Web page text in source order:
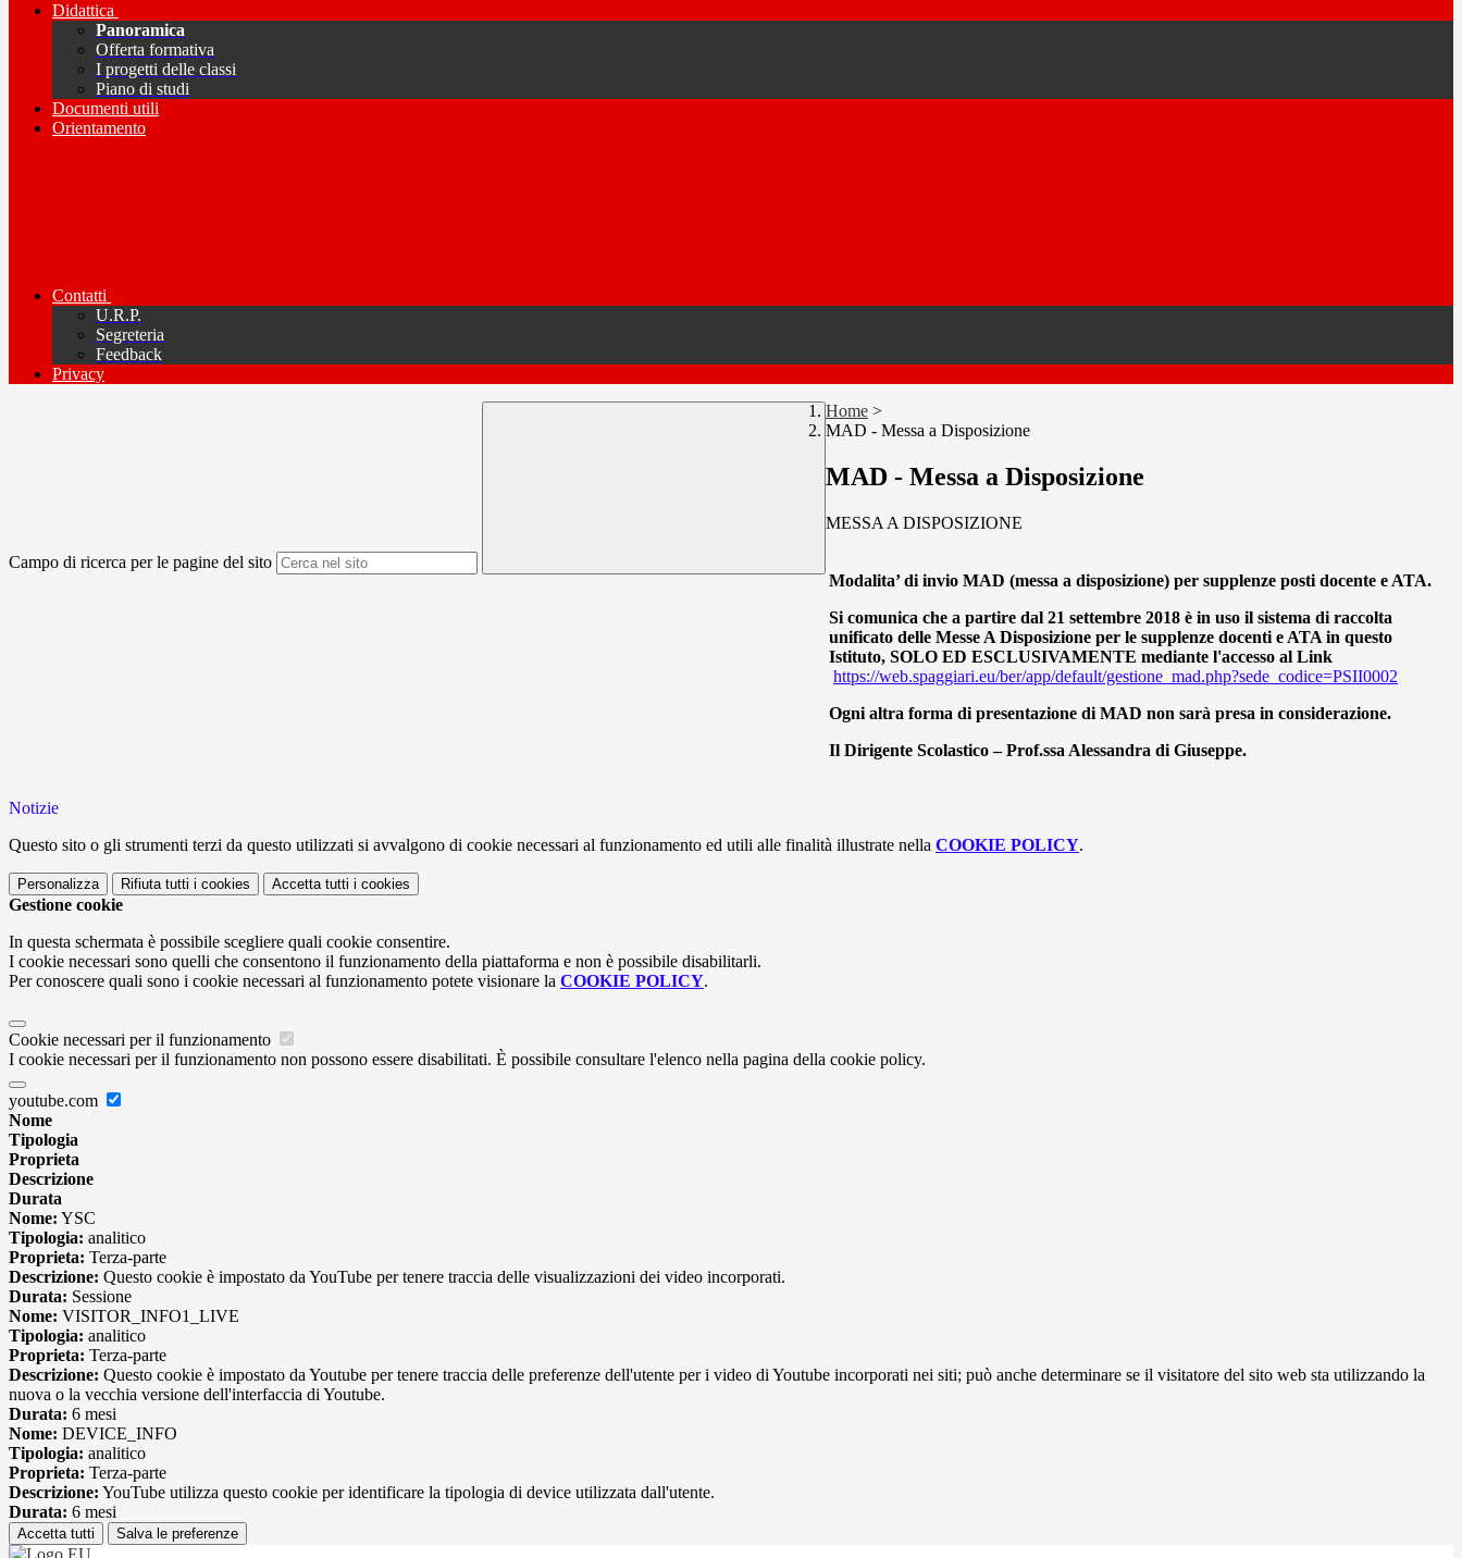
Didattica
Panoramica
Offerta formativa
I progetti delle classi
Piano di studi
Documenti utili
Orientamento
Contatti
U.R.P.
Segreteria
Feedback
Privacy
Campo di ricerca per le pagine del sito
Home >
MAD - Messa a Disposizione
MAD - Messa a Disposizione
MESSA A DISPOSIZIONE
Modalita’ di invio MAD (messa a disposizione) per supplenze posti docente e ATA.
Si comunica che a partire dal 21 settembre 2018 è in uso il sistema di raccolta
unificato delle Messe A Disposizione per le supplenze docenti e ATA in questo
Istituto, SOLO ED ESCLUSIVAMENTE mediante l'accesso al Link
https://web.spaggiari.eu/ber/app/default/gestione_mad.php?sede_codice=PSII0002
Ogni altra forma di presentazione di MAD non sarà presa in considerazione.
Il Dirigente Scolastico – Prof.ssa Alessandra di Giuseppe.
Notizie
Questo sito o gli strumenti terzi da questo utilizzati si avvalgono di cookie necessari al funzionamento ed utili alle finalità illustrate nella COOKIE POLICY.
Personalizza Rifiuta tutti i cookies Accetta tutti i cookies
Gestione cookie
In questa schermata è possibile scegliere quali cookie consentire.
I cookie necessari sono quelli che consentono il funzionamento della piattaforma e non è possibile disabilitarli.
Per conoscere quali sono i cookie necessari al funzionamento potete visionare la COOKIE POLICY.
Cookie necessari per il funzionamento
I cookie necessari per il funzionamento non possono essere disabilitati. È possibile consultare l'elenco nella pagina della cookie policy.
youtube.com
Nome
Tipologia
Proprieta
Descrizione
Durata
Nome: YSC
Tipologia: analitico
Proprieta: Terza-parte
Descrizione: Questo cookie è impostato da YouTube per tenere traccia delle visualizzazioni dei video incorporati.
Durata: Sessione
Nome: VISITOR_INFO1_LIVE
Tipologia: analitico
Proprieta: Terza-parte
Descrizione: Questo cookie è impostato da Youtube per tenere traccia delle preferenze dell'utente per i video di Youtube incorporati nei siti; può anche determinare se il visitatore del sito web sta utilizzando la
nuova o la vecchia versione dell'interfaccia di Youtube.
Durata: 6 mesi
Nome: DEVICE_INFO
Tipologia: analitico
Proprieta: Terza-parte
Descrizione: YouTube utilizza questo cookie per identificare la tipologia di device utilizzata dall'utente.
Durata: 6 mesi
Accetta tutti Salva le preferenze